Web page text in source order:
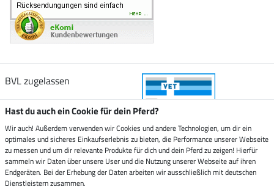
BVL zugelassen
Zustellung durch
Sicher bezahlen mit
Hast du auch ein Cookie für dein Pferd?
Wir auch! Außerdem verwenden wir Cookies und andere Technologien, um dir ein
optimales und sicheres Einkaufserlebnis zu bieten, die Performance unserer Webseite
zu messen und um dir relevante Produkte für dich und dein Pferd zu zeigen! Hierfür
sammeln wir Daten über unsere User und die Nutzung unserer Webseite auf ihren
Endgeräten. Bei der Erhebung der Daten arbeiten wir ausschließlich mit deutschen
Dienstleistern zusammen.